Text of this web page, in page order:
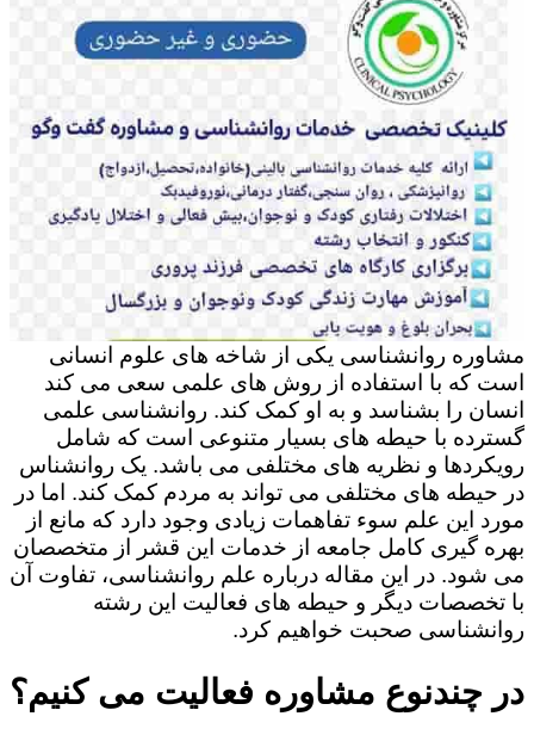
مشاوره روانشناسی یکی از شاخه های علوم انسانی
است که با استفاده از روش های علمی سعی می کند
انسان را بشناسد و به او کمک کند. روانشناسی علمی
گسترده با حیطه های بسیار متنوعی است که شامل
رویکردها و نظریه های مختلفی می باشد. یک روانشناس
در حیطه های مختلفی می تواند به مردم کمک کند. اما در
مورد این علم سوء تفاهمات زیادی وجود دارد که مانع از
بهره گیری کامل جامعه از خدمات این قشر از متخصصان
می شود. در این مقاله درباره علم روانشناسی، تفاوت آن
با تخصصات دیگر و حیطه های فعالیت این رشته
روانشناسی صحبت خواهیم کرد.
در چندنوع مشاوره فعالیت می کنیم؟